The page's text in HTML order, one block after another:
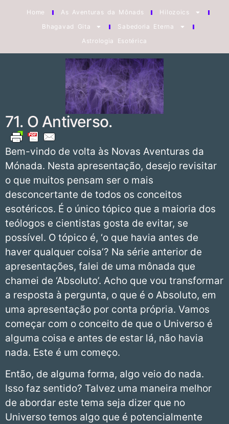
Home As Aventuras da Mônads
Hilozoics
Bhagavad Gita
Sabedoria Eterna
Astrologia Esotérica
71. O Antiverso.
Bem-vindo de volta às Novas Aventuras da
Mónada. Nesta apresentação, desejo revisitar
o que muitos pensam ser o mais
desconcertante de todos os conceitos
esotéricos. É o único tópico que a maioria dos
teólogos e cientistas gosta de evitar, se
possível. O tópico é, ‘o que havia antes de
haver qualquer coisa’? Na série anterior de
apresentações, falei de uma mônada que
chamei de ‘Absoluto’. Acho que vou transformar
a resposta à pergunta, o que é o Absoluto, em
uma apresentação por conta própria. Vamos
começar com o conceito de que o Universo é
alguma coisa e antes de estar lá, não havia
nada. Este é um começo.
Então, de alguma forma, algo veio do nada.
Isso faz sentido? Talvez uma maneira melhor
de abordar este tema seja dizer que no
Universo temos algo que é potencialmente